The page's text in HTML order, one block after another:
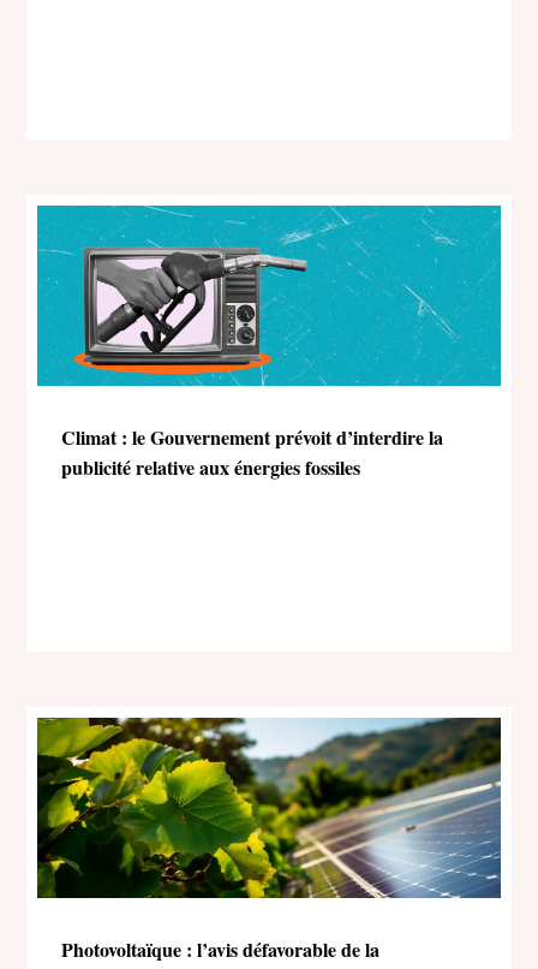
Climat : le Gouvernement prévoit d’interdire la
publicité relative aux énergies fossiles
Photovoltaïque : l’avis défavorable de la